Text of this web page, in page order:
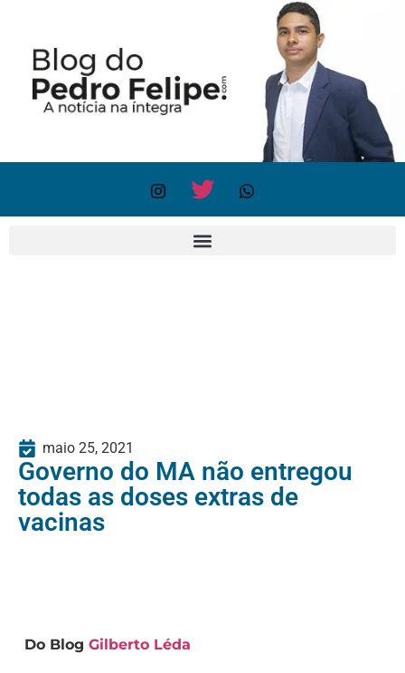
maio 25, 2021
Governo do MA não entregou
todas as doses extras de
vacinas
Do Blog Gilberto Léda